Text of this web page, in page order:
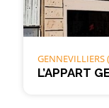
GENNEVILLIERS
L’APPART